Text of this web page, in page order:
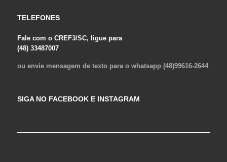
TELEFONES
Fale com o CREF3/SC, ligue para
(48) 33487007
ou envie mensagem de texto para o whatsapp (48)99616-2644
SIGA NO FACEBOOK E INSTAGRAM